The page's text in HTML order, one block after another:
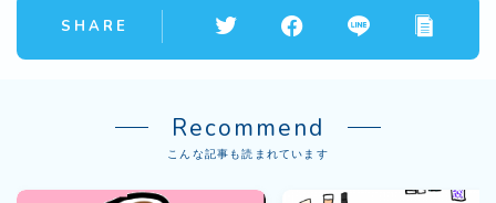
SHARE
Recommend
こんな記事も読まれています